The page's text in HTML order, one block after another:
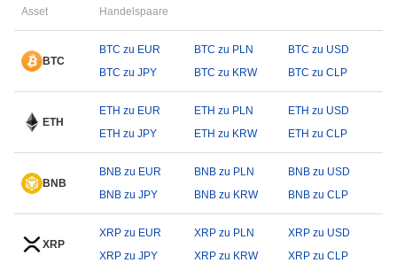
Asset Handelspaare
BTC
BTC zu EUR BTC zu PLN
BTC zu USD
BTC zu JPY
BTC zu KRW BTC zu CLP
ETH
ETH zu EUR ETH zu PLN
ETH zu USD
ETH zu JPY
ETH zu KRW ETH zu CLP
BNB
BNB zu EUR BNB zu PLN
BNB zu USD
BNB zu JPY
BNB zu KRW BNB zu CLP
XRP
XRP zu EUR XRP zu PLN
XRP zu USD
XRP zu JPY
XRP zu KRW XRP zu CLP